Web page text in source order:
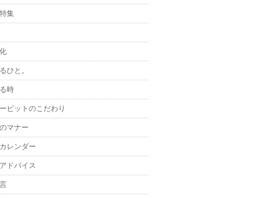
集
ひと。
時
ピットのこだわり
マナー
レンダー
ドバイス